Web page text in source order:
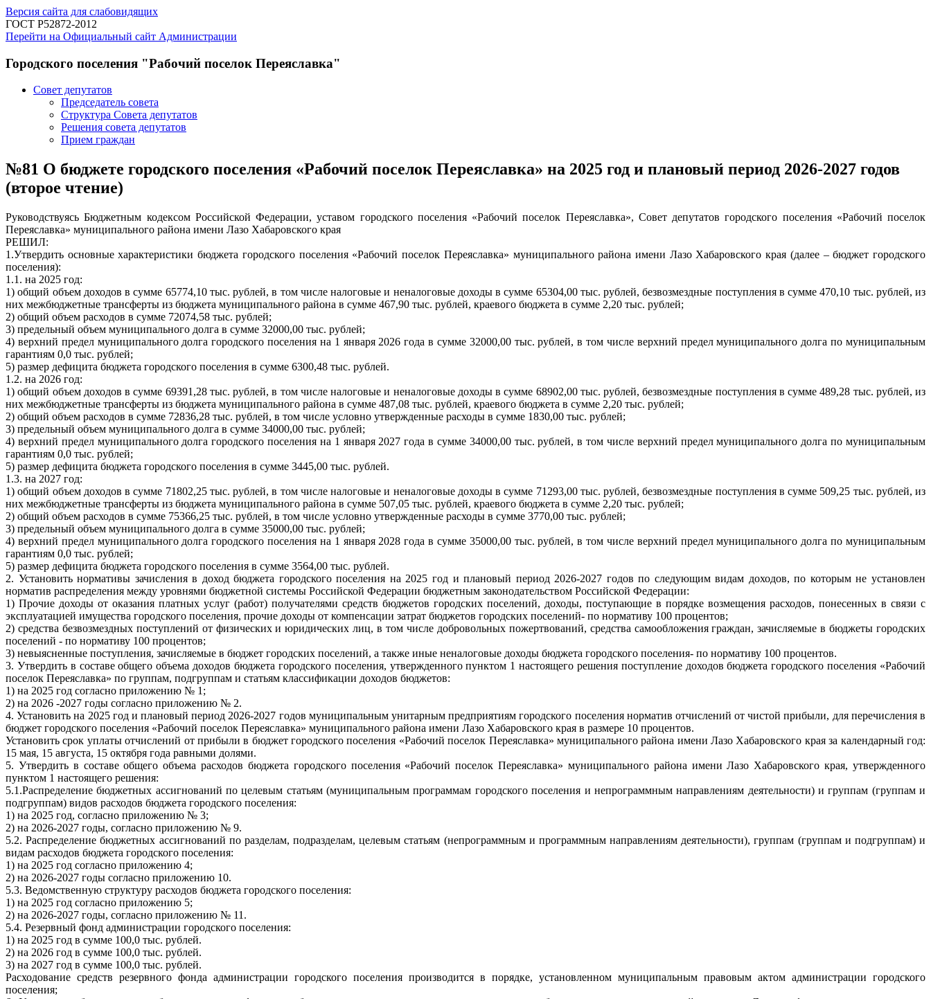
Версия сайта для слабовидящих
ГОСТ Р52872-2012
Перейти на Официальный сайт Администрации
Городского поселения "Рабочий поселок Переяславка"
Совет депутатов
Председатель совета
Структура Совета депутатов
Решения совета депутатов
Прием граждан
№81 О бюджете городского поселения «Рабочий поселок Переяславка» на 2025 год и плановый период 2026-2027 годов
(второе чтение)
Руководствуясь Бюджетным кодексом Российской Федерации, уставом городского поселения «Рабочий поселок Переяславка», Совет депутатов городского поселения «Рабочий поселок
Переяславка» муниципального района имени Лазо Хабаровского края
РЕШИЛ:
1.Утвердить основные характеристики бюджета городского поселения «Рабочий поселок Переяславка» муниципального района имени Лазо Хабаровского края (далее – бюджет городского
поселения):
1.1. на 2025 год:
1) общий объем доходов в сумме 65774,10 тыс. рублей, в том числе налоговые и неналоговые доходы в сумме 65304,00 тыс. рублей, безвозмездные поступления в сумме 470,10 тыс. рублей, из
них межбюджетные трансферты из бюджета муниципального района в сумме 467,90 тыс. рублей, краевого бюджета в сумме 2,20 тыс. рублей;
2) общий объем расходов в сумме 72074,58 тыс. рублей;
3) предельный объем муниципального долга в сумме 32000,00 тыс. рублей;
4) верхний предел муниципального долга городского поселения на 1 января 2026 года в сумме 32000,00 тыс. рублей, в том числе верхний предел муниципального долга по муниципальным
гарантиям 0,0 тыс. рублей;
5) размер дефицита бюджета городского поселения в сумме 6300,48 тыс. рублей.
1.2. на 2026 год:
1) общий объем доходов в сумме 69391,28 тыс. рублей, в том числе налоговые и неналоговые доходы в сумме 68902,00 тыс. рублей, безвозмездные поступления в сумме 489,28 тыс. рублей, из
них межбюджетные трансферты из бюджета муниципального района в сумме 487,08 тыс. рублей, краевого бюджета в сумме 2,20 тыс. рублей;
2) общий объем расходов в сумме 72836,28 тыс. рублей, в том числе условно утвержденные расходы в сумме 1830,00 тыс. рублей;
3) предельный объем муниципального долга в сумме 34000,00 тыс. рублей;
4) верхний предел муниципального долга городского поселения на 1 января 2027 года в сумме 34000,00 тыс. рублей, в том числе верхний предел муниципального долга по муниципальным
гарантиям 0,0 тыс. рублей;
5) размер дефицита бюджета городского поселения в сумме 3445,00 тыс. рублей.
1.3. на 2027 год:
1) общий объем доходов в сумме 71802,25 тыс. рублей, в том числе налоговые и неналоговые доходы в сумме 71293,00 тыс. рублей, безвозмездные поступления в сумме 509,25 тыс. рублей, из
них межбюджетные трансферты из бюджета муниципального района в сумме 507,05 тыс. рублей, краевого бюджета в сумме 2,20 тыс. рублей;
2) общий объем расходов в сумме 75366,25 тыс. рублей, в том числе условно утвержденные расходы в сумме 3770,00 тыс. рублей;
3) предельный объем муниципального долга в сумме 35000,00 тыс. рублей;
4) верхний предел муниципального долга городского поселения на 1 января 2028 года в сумме 35000,00 тыс. рублей, в том числе верхний предел муниципального долга по муниципальным
гарантиям 0,0 тыс. рублей;
5) размер дефицита бюджета городского поселения в сумме 3564,00 тыс. рублей.
2. Установить нормативы зачисления в доход бюджета городского поселения на 2025 год и плановый период 2026-2027 годов по следующим видам доходов, по которым не установлен
норматив распределения между уровнями бюджетной системы Российской Федерации бюджетным законодательством Российской Федерации:
1) Прочие доходы от оказания платных услуг (работ) получателями средств бюджетов городских поселений, доходы, поступающие в порядке возмещения расходов, понесенных в связи с
эксплуатацией имущества городского поселения, прочие доходы от компенсации затрат бюджетов городских поселений- по нормативу 100 процентов;
2) средства безвозмездных поступлений от физических и юридических лиц, в том числе добровольных пожертвований, средства самообложения граждан, зачисляемые в бюджеты городских
поселений - по нормативу 100 процентов;
3) невыясненные поступления, зачисляемые в бюджет городских поселений, а также иные неналоговые доходы бюджета городского поселения- по нормативу 100 процентов.
3. Утвердить в составе общего объема доходов бюджета городского поселения, утвержденного пунктом 1 настоящего решения поступление доходов бюджета городского поселения «Рабочий
поселок Переяславка» по группам, подгруппам и статьям классификации доходов бюджетов:
1) на 2025 год согласно приложению № 1;
2) на 2026 -2027 годы согласно приложению № 2.
4. Установить на 2025 год и плановый период 2026-2027 годов муниципальным унитарным предприятиям городского поселения норматив отчислений от чистой прибыли, для перечисления в
бюджет городского поселения «Рабочий поселок Переяславка» муниципального района имени Лазо Хабаровского края в размере 10 процентов.
Установить срок уплаты отчислений от прибыли в бюджет городского поселения «Рабочий поселок Переяславка» муниципального района имени Лазо Хабаровского края за календарный год:
15 мая, 15 августа, 15 октября года равными долями.
5. Утвердить в составе общего объема расходов бюджета городского поселения «Рабочий поселок Переяславка» муниципального района имени Лазо Хабаровского края, утвержденного
пунктом 1 настоящего решения:
5.1.Распределение бюджетных ассигнований по целевым статьям (муниципальным программам городского поселения и непрограммным направлениям деятельности) и группам (группам и
подгруппам) видов расходов бюджета городского поселения:
1) на 2025 год, согласно приложению № 3;
2) на 2026-2027 годы, согласно приложению № 9.
5.2. Распределение бюджетных ассигнований по разделам, подразделам, целевым статьям (непрограммным и программным направлениям деятельности), группам (группам и подгруппам) и
видам расходов бюджета городского поселения:
1) на 2025 год согласно приложению 4;
2) на 2026-2027 годы согласно приложению 10.
5.3. Ведомственную структуру расходов бюджета городского поселения:
1) на 2025 год согласно приложению 5;
2) на 2026-2027 годы, согласно приложению № 11.
5.4. Резервный фонд администрации городского поселения:
1) на 2025 год в сумме 100,0 тыс. рублей.
2) на 2026 год в сумме 100,0 тыс. рублей.
3) на 2027 год в сумме 100,0 тыс. рублей.
Расходование средств резервного фонда администрации городского поселения производится в порядке, установленном муниципальным правовым актом администрации городского
поселения;